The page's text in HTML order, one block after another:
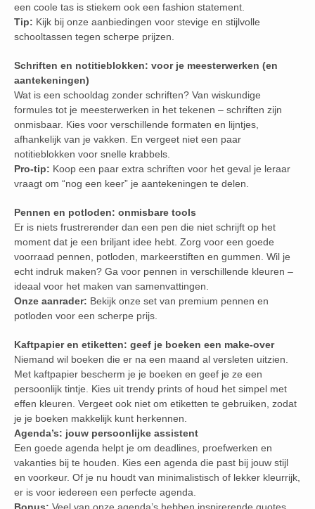
een coole tas is stiekem ook een fashion statement.
Tip: Kijk bij onze aanbiedingen voor stevige en stijlvolle
schooltassen tegen scherpe prijzen.
Schriften en notitieblokken: voor je meesterwerken (en
aantekeningen)
Wat is een schooldag zonder schriften? Van wiskundige
formules tot je meesterwerken in het tekenen – schriften zijn
onmisbaar. Kies voor verschillende formaten en lijntjes,
afhankelijk van je vakken. En vergeet niet een paar
notitieblokken voor snelle krabbels.
Pro-tip: Koop een paar extra schriften voor het geval je leraar
vraagt om “nog een keer” je aantekeningen te delen.
Pennen en potloden: onmisbare tools
Er is niets frustrerender dan een pen die niet schrijft op het
moment dat je een briljant idee hebt. Zorg voor een goede
voorraad pennen, potloden, markeerstiften en gummen. Wil je
echt indruk maken? Ga voor pennen in verschillende kleuren –
ideaal voor het maken van samenvattingen.
Onze aanrader: Bekijk onze set van premium pennen en
potloden voor een scherpe prijs.
Kaftpapier en etiketten: geef je boeken een make-over
Niemand wil boeken die er na een maand al versleten uitzien.
Met kaftpapier bescherm je je boeken en geef je ze een
persoonlijk tintje. Kies uit trendy prints of houd het simpel met
effen kleuren. Vergeet ook niet om etiketten te gebruiken, zodat
je je boeken makkelijk kunt herkennen.
Agenda’s: jouw persoonlijke assistent
Een goede agenda helpt je om deadlines, proefwerken en
vakanties bij te houden. Kies een agenda die past bij jouw stijl
en voorkeur. Of je nu houdt van minimalistisch of lekker kleurrijk,
er is voor iedereen een perfecte agenda.